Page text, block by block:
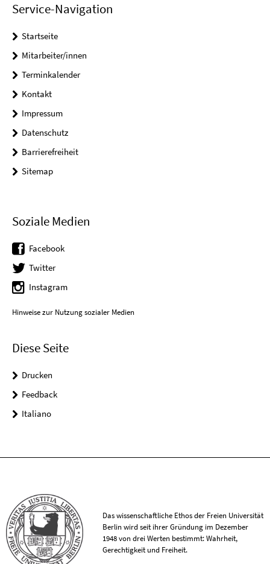
Service-Navigation
Startseite
Mitarbeiter/innen
Terminkalender
Kontakt
Impressum
Datenschutz
Barrierefreiheit
Sitemap
Soziale Medien
Facebook
Twitter
Instagram
Hinweise zur Nutzung sozialer Medien
Diese Seite
Drucken
Feedback
Italiano
Das wissenschaftliche Ethos der Freien Universität
Berlin wird seit ihrer Gründung im Dezember
1948 von drei Werten bestimmt: Wahrheit,
Gerechtigkeit und Freiheit.